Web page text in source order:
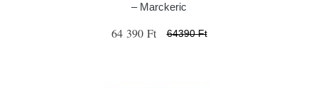
– Marckeric
64 390 Ft 64390 Ft